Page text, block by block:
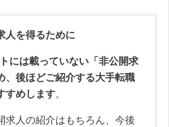
人を得るために
には載っていない「非公開求
、後ほどご紹介する大手転職
すめします。
求人の紹介はもちろん、今後